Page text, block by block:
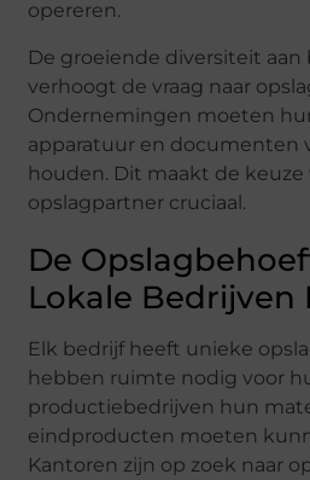
opereren.
De groeiende diversiteit aan
verhoogt de vraag naar
Ondernemingen moeten
apparatuur en documenten
houden. Dit maakt de keuze
opslagpartner cruciaal.
De
Lokale Bedrijven
Elk bedrijf heeft unieke
hebben ruimte nodig voor
productiebedrijven hun
eindproducten moeten
Kantoren zijn op zoek naar